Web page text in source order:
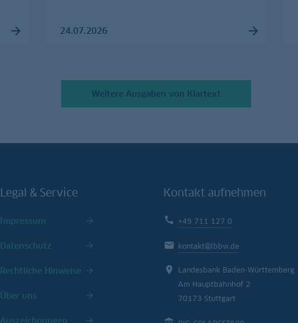
24.07.2026
Weitere Ausgaben von Klartext
Legal & Service
Impressum
Datenschutz
Rechtliche Hinweise
Über uns
Auszeichnungen
Kontakt aufnehmen
+49 711 127 0
kontakt@lbbw.de
Landesbank Baden-Württemberg
Am Hauptbahnhof 2
70173 Stuttgart